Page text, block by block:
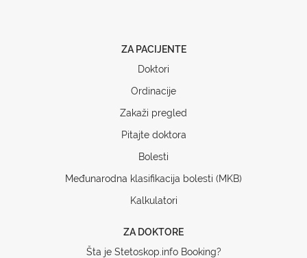
ZA PACIJENTE
Doktori
Ordinacije
Zakaži pregled
Pitajte doktora
Bolesti
Međunarodna klasifikacija bolesti (MKB)
Kalkulatori
ZA DOKTORE
Šta je Stetoskop.info Booking?